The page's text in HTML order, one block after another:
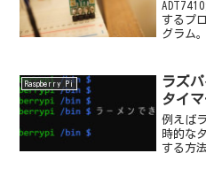
するプ
グラム
Raspberry Pi
ラズ
タイ
例えば
時的な
する方